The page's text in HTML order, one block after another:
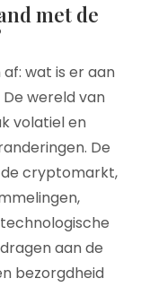
met de
wat is er aan
wereld van
volatiel en
De
cryptomarkt,
aan de
bezorgdheid